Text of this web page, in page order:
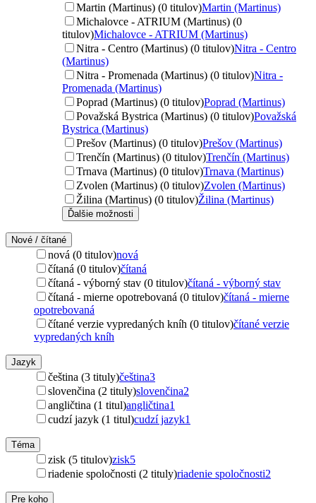
Martin (Martinus) (0 titulov)Martin (Martinus)
Michalovce - ATRIUM (Martinus) (0
titulov)Michalovce - ATRIUM (Martinus)
Nitra - Centro (Martinus) (0 titulov)Nitra - Centro
(Martinus)
Nitra - Promenada (Martinus) (0 titulov)Nitra -
Promenada (Martinus)
Poprad (Martinus) (0 titulov)Poprad (Martinus)
Považská Bystrica (Martinus) (0 titulov)Považská
Bystrica (Martinus)
Prešov (Martinus) (0 titulov)Prešov (Martinus)
Trenčín (Martinus) (0 titulov)Trenčín (Martinus)
Trnava (Martinus) (0 titulov)Trnava (Martinus)
Zvolen (Martinus) (0 titulov)Zvolen (Martinus)
Žilina (Martinus) (0 titulov)Žilina (Martinus)
Ďalšie možnosti
Nové / čítané
nová (0 titulov)nová
čítaná (0 titulov)čítaná
čítaná - výborný stav (0 titulov)čítaná - výborný stav
čítaná - mierne opotrebovaná (0 titulov)čítaná - mierne
opotrebovaná
čítané verzie vypredaných kníh (0 titulov)čítané verzie
vypredaných kníh
Jazyk
čeština (3 tituly)čeština3
slovenčina (2 tituly)slovenčina2
angličtina (1 titul)angličtina1
cudzí jazyk (1 titul)cudzí jazyk1
Téma
zisk (5 titulov)zisk5
riadenie spoločnosti (2 tituly)riadenie spoločnosti2
Pre koho